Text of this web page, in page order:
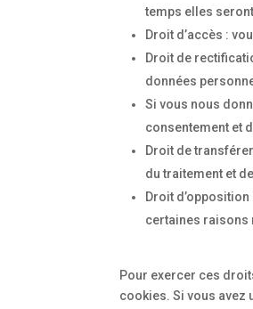
temps elles
Droit d’accès :
Droit de
données
Si vous nous
consentement et
Droit de
du traitement et
Droit
certaines raisons
Pour exercer ces
cookies. Si vous avez